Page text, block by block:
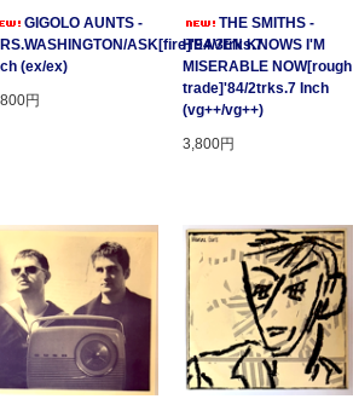
GIGOLO AUNTS -
ASK[fire]'94/3trks.7
(ex/ex)
円
THE SMITHS -
HEAVEN KNOWS I'M
MISERABLE NOW[rough
trade]'84/2trks.7 Inch
(vg++/vg++)
3,800円